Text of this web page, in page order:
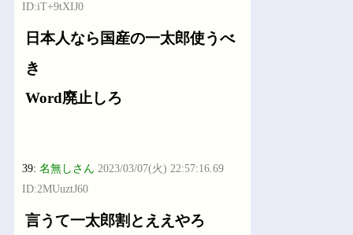
ID:iT+9tXIJ0
日本人なら国産の一太郎使うべ
き
Word廃止しろ
39:名無しさん 2023/03/07(火) 22:57:16.69
ID:2MUuztJ60
言うて一太郎割とええやろ